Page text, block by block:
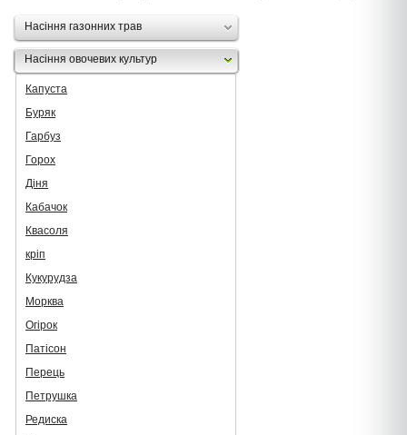
Насіння газонних трав
Насіння овочевих культур
Капуста
Буряк
Гарбуз
Горох
Діня
Кабачок
Квасоля
кріп
Кукурудза
Морква
Огірок
Патісон
Перець
Петрушка
Редиска